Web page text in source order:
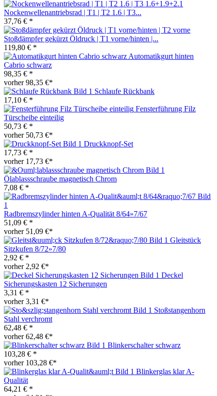
Nockenwellenantriebsrad | T1 | T2 1.6 | T3...
37,76 € *
Stoßdämpfer gekürzt Öldruck | T1 vorne/hinten |...
119,80 € *
Automatikgurt hinten
Cabrio schwarz
98,35 € *
vorher 98,35 €*
Schlaufe Rückbank
17,10 € *
Fensterführung Filz
Türscheibe einteilig
50,73 € *
vorher 50,73 €*
Druckknopf-Set
17,73 € *
vorher 17,73 €*
Ölablassschraube magnetisch Chrom
7,08 € *
Radbremszylinder hinten A-Qualität 8/64»7/67
51,09 € *
vorher 51,09 €*
Gleitstück
Sitzkufen 8/72»7/80
2,92 € *
vorher 2,92 €*
Deckel
Sicherungskasten 12 Sicherungen
3,31 € *
vorher 3,31 €*
Stoßstangenhorn
Stahl verchromt
62,48 € *
vorher 62,48 €*
Blinkerschalter schwarz
103,28 € *
vorher 103,28 €*
Blinkerglas klar A-
Qualität
64,21 € *